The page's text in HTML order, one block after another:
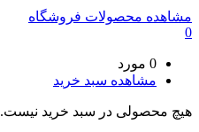
مشاهده محصولات فروشگاه
0
0 مورد
مشاهده سبد خرید
هیچ محصولی در سبد خرید نیست.